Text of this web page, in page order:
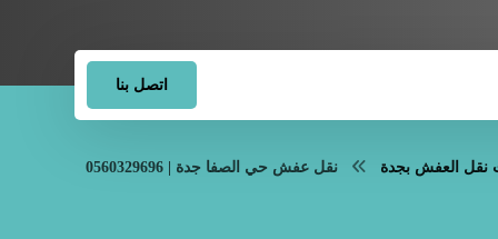
اتصل بنا
نقل العفش بجدة نقل عفش حي الصفا جدة | 0560329696